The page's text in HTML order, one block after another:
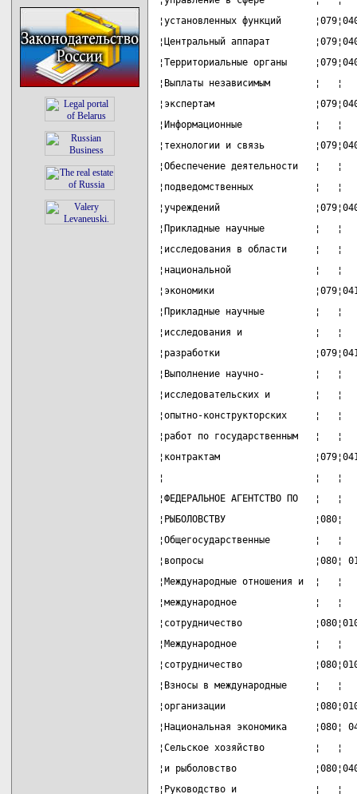
¦установленных функций
¦Центральный аппарат
¦Территориальные органы
¦Выплаты независимым
¦экспертам
¦Информационные             ¦
¦технологии и связь
¦Обеспечение деятельности
¦подведомственных
¦учреждений
¦Прикладные научные
¦исследования в области
¦национальной               ¦
¦экономики
¦Прикладные научные
¦исследования и             ¦
¦разработки
¦Выполнение научно-
¦исследовательских и
¦опытно-конструкторских
¦работ по государственным
¦контрактам
¦                           ¦   ¦
¦ФЕДЕРАЛЬНОЕ АГЕНТСТВО ПО
¦РЫБОЛОВСТВУ
¦Общегосударственные
¦вопросы                    ¦080¦
¦Международные отношения
¦международное              ¦
¦сотрудничество
¦Международное              ¦
¦сотрудничество
¦Взносы в международные
¦организации
¦Национальная экономика
¦Сельское хозяйство
¦и рыболовство
¦Руководство и              ¦